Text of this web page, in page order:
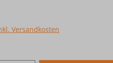
Versandkosten